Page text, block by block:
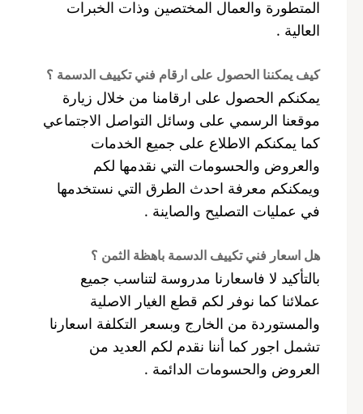
المتطورة والعمال المختصين وذات الخبرات
العالية .
كيف يمكننا الحصول على ارقام فني تكييف الدسمة ؟
يمكنكم الحصول على ارقامنا من خلال زيارة
موقعنا الرسمي على وسائل التواصل الاجتماعي
كما يمكنكم الاطلاع على جميع الخدمات
والعروض والحسومات التي نقدمها لكم
ويمكنكم معرفة احدث الطرق التي نستخدمها
في عمليات التصليح والصاينة .
هل اسعار فني تكييف الدسمة باهظة الثمن ؟
بالتأكيد لا فاسعارنا مدروسة لتناسب جميع
عملائنا كما نوفر لكم قطع الغيار الاصلية
والمستوردة من الخارج وبسعر التكلفة اسعارنا
تشمل اجور كما أننا نقدم لكم العديد من
العروض والحسومات الدائمة .